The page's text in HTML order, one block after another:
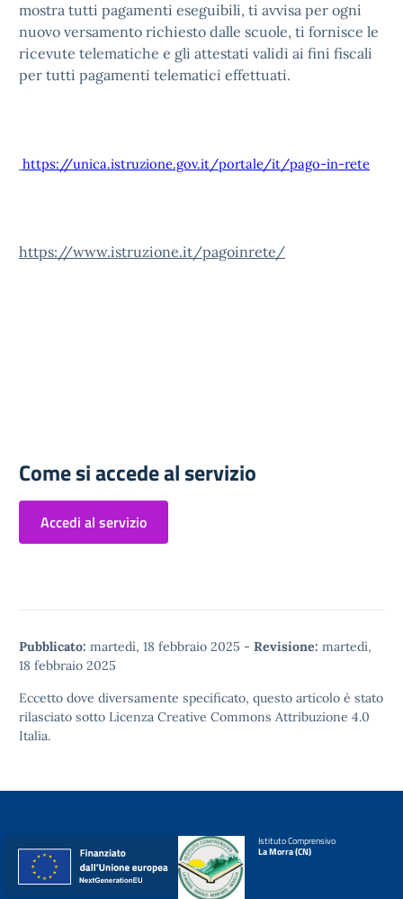
mostra tutti pagamenti eseguibili, ti avvisa per ogni
nuovo versamento richiesto dalle scuole, ti fornisce le
ricevute telematiche e gli attestati validi ai fini fiscali
per tutti pagamenti telematici effettuati.
https://unica.istruzione.gov.it/portale/it/pago-in-rete
https://www.istruzione.it/pagoinrete/
Come si accede al servizio
Accedi al servizio
Pubblicato: martedì, 18 febbraio 2025 - Revisione: martedì,
18 febbraio 2025
Eccetto dove diversamente specificato, questo articolo è stato
rilasciato sotto Licenza Creative Commons Attribuzione 4.0
Italia.
Istituto Comprensivo
La Morra (CN)